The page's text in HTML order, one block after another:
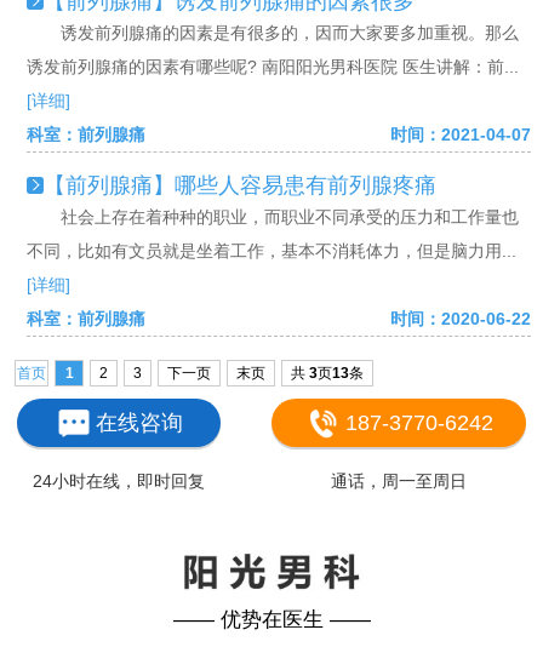
诱发前列腺痛的因素是有很多的，因而大家要多加重视。那么
诱发前列腺痛的因素有哪些呢? 南阳阳光男科医院 医生讲解：前...
[详细]
科室：前列腺痛
时间：2021-04-07
【前列腺痛】哪些人容易患有前列腺疼痛
社会上存在着种种的职业，而职业不同承受的压力和工作量也
不同，比如有文员就是坐着工作，基本不消耗体力，但是脑力用...
[详细]
科室：前列腺痛
时间：2020-06-22
首页 1 2 3 下一页 末页 共 3页13条
在线咨询
24小时在线，即时回复
187-3770-6242
通话，周一至周日
—— 优势在医生 ——